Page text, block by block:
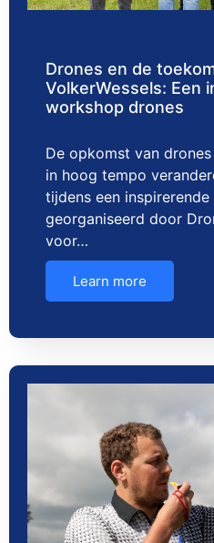
Drones en de
VolkerWessels: Een
workshop drones
De opkomst van
in hoog tempo
tijdens een
georganiseerd door
voor…
Learn more